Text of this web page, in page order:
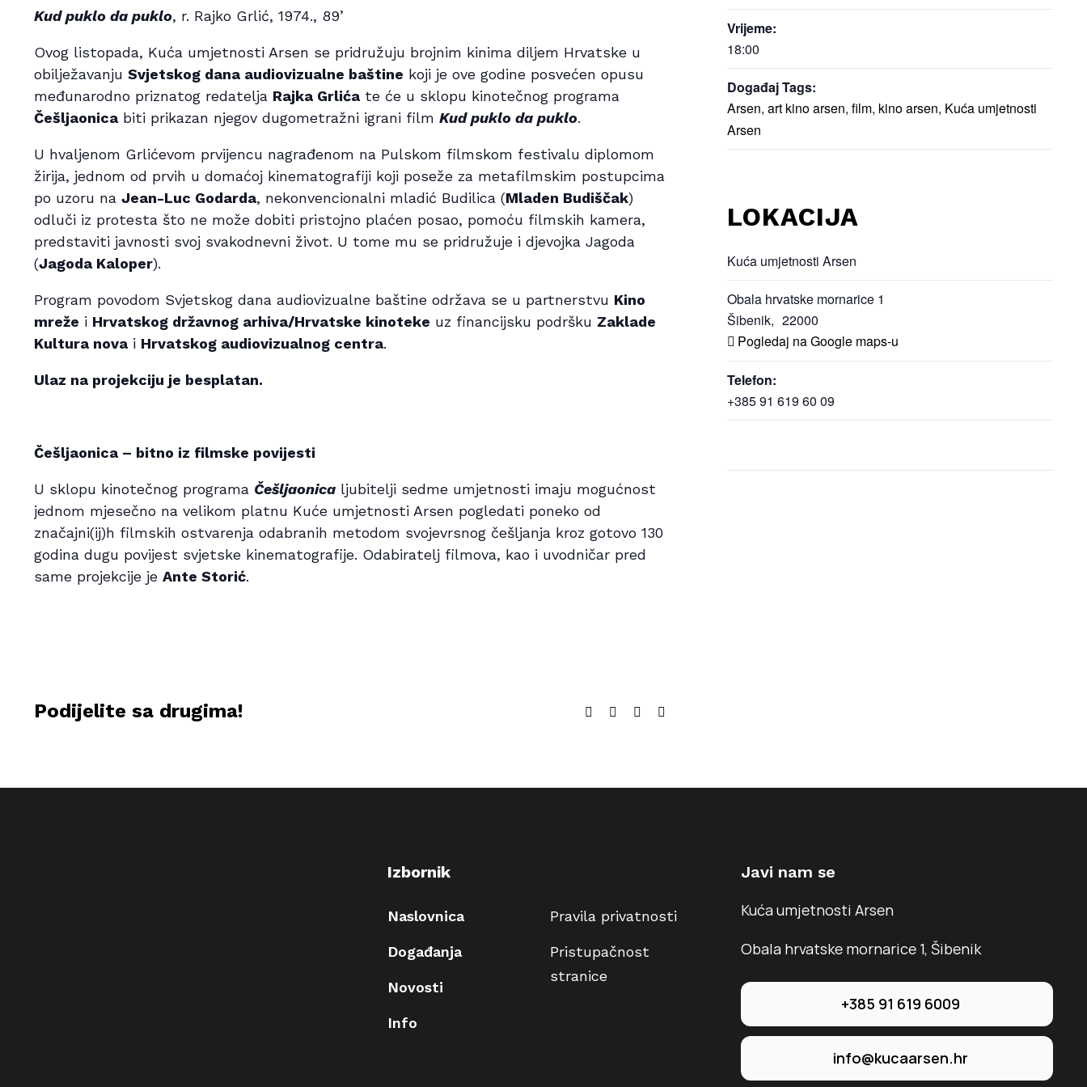
Kud puklo da puklo, r. Rajko Grlić, 1974., 89’
Ovog listopada, Kuća umjetnosti Arsen se pridružuju brojnim kinima diljem Hrvatske u
obilježavanju Svjetskog dana audiovizualne baštine koji je ove godine posvećen opusu
međunarodno priznatog redatelja Rajka Grlića te će u sklopu kinotečnog programa
Češljaonica biti prikazan njegov dugometražni igrani film Kud puklo da puklo.
U hvaljenom Grlićevom prvijencu nagrađenom na Pulskom filmskom festivalu diplomom
žirija, jednom od prvih u domaćoj kinematografiji koji poseže za metafilmskim postupcima
po uzoru na Jean-Luc Godarda, nekonvencionalni mladić Budilica (Mladen Budiščak)
odluči iz protesta što ne može dobiti pristojno plaćen posao, pomoću filmskih kamera,
predstaviti javnosti svoj svakodnevni život. U tome mu se pridružuje i djevojka Jagoda
(Jagoda Kaloper).
Program povodom Svjetskog dana audiovizualne baštine održava se u partnerstvu Kino
mreže i Hrvatskog državnog arhiva/Hrvatske kinoteke uz financijsku podršku Zaklade
Kultura nova i Hrvatskog audiovizualnog centra.
Ulaz na projekciju je besplatan.
Češljaonica – bitno iz filmske povijesti
U sklopu kinotečnog programa Češljaonica ljubitelji sedme umjetnosti imaju mogućnost
jednom mjesečno na velikom platnu Kuće umjetnosti Arsen pogledati poneko od
značajni(ij)h filmskih ostvarenja odabranih metodom svojevrsnog češljanja kroz gotovo 130
godina dugu povijest svjetske kinematografije. Odabiratelj filmova, kao i uvodničar pred
same projekcije je Ante Storić.
Podijelite sa drugima! Facebook
TwitterLinkedIn
Vrijeme:
18:00
Događaj Tags:
Arsen, art kino arsen, film, kino arsen, Kuća umjetnosti
Arsen
LOKACIJA
Kuća umjetnosti Arsen
Obala hrvatske mornarice 1
Šibenik, 22000
Pogledaj na Google maps-u
Telefon:
+385 91 619 60 09
Izbornik
Naslovnica
Događanja
Novosti
Info
Pravila privatnosti
Pristupačnost
stranice
Javi nam se
Kuća umjetnosti Arsen
Obala hrvatske mornarice 1, Šibenik
+385 91 619 6009
info@kucaarsen.hr